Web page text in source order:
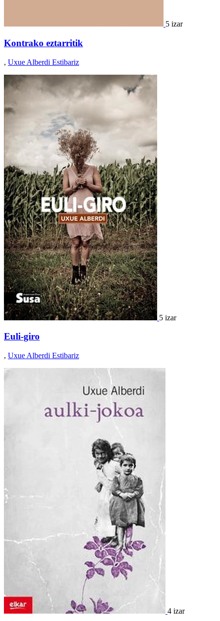
5 izar
Kontrako eztarritik
, Uxue Alberdi Estibariz
5 izar
Euli-giro
, Uxue Alberdi Estibariz
4 izar